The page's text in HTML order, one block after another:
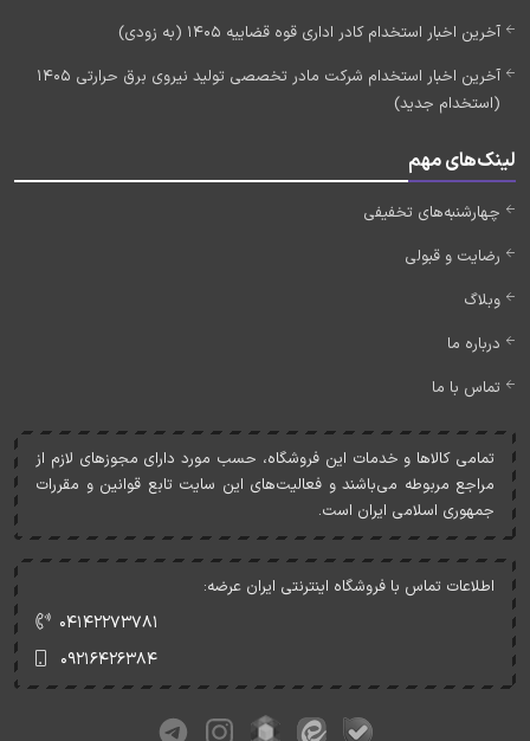
آخرین اخبار استخدام کادر اداری قوه قضاییه 1405 (به زودی)
آخرین اخبار استخدام شرکت مادر تخصصی تولید نیروی برق حرارتی 1405
(استخدام جدید)
لینک‌های مهم
چهارشنبه‌های تخفیفی
رضایت و قبولی
وبلاگ
درباره ما
تماس با ما
تمامی کالاها و خدمات اين فروشگاه، حسب مورد دارای مجوزهای لازم از
مراجع مربوطه می‌باشند و فعاليت‌های اين سايت تابع قوانين و مقررات
جمهوری اسلامی ايران است.
اطلاعات تماس با فروشگاه اینترنتی ایران عرضه:
۰۴۱۴۲۲۷۳۷۸۱
۰۹۲۱۶۴۲۶۳۸۴